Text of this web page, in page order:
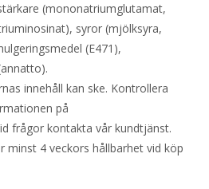
(mononatriumglutamat,
syror (mjölksyra,
(E471),
innehåll kan ske. Kontrollera
på
frågor kontakta vår kundtjänst.
minst 4 veckors hållbarhet vid köp